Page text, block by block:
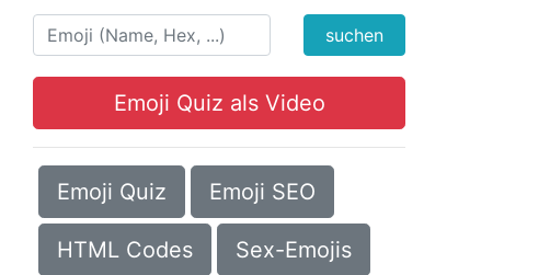
suchen
Emoji Quiz als Video
Emoji Quiz Emoji SEO
HTML Codes Sex-Emojis